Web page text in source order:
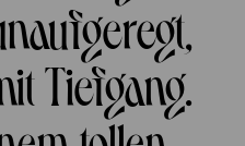
Tiefgang.